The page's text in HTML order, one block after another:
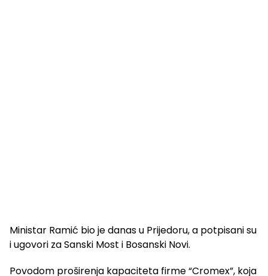
Ministar Ramić bio je danas u Prijedoru, a potpisani su
i ugovori za Sanski Most i Bosanski Novi.
Povodom proširenja kapaciteta firme “Cromex”, koja